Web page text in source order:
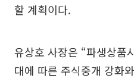
할 계획이다.
유상호 사장은 “파생상품
대에 따른 주식중개 강화